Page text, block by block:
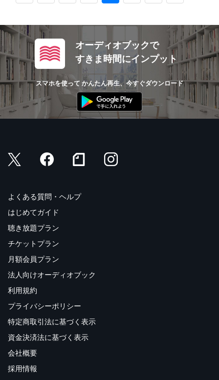
オーディオブックで
すきま時間にインプット
スマホを使って かんたん再生、今すぐダウンロード
よくある質問・ヘルプ
はじめてガイド
聴き放題プラン
チケットプラン
月額会員プラン
法人向けオーディオブック
利用規約
プライバシーポリシー
特定商取引法に基づく表示
資金決済法に基づく表示
会社概要
採用情報